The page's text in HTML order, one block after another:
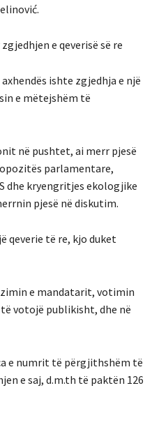
e qeverisë së re
ishte zgjedhja e një
e mëtejshëm të
në pushtet, ai merr pjesë
parlamentare,
dhe kryengritjes ekologjike
pjesë në diskutim.
qeverie të re, kjo duket
e mandatarit, votimin
votojë publikisht, dhe në
e numrit të përgjithshëm të
e saj, d.m.th të paktën 126